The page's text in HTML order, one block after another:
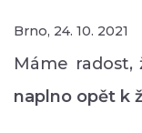
Brno, 24. 10. 2021
Máme radost,
naplno opět k